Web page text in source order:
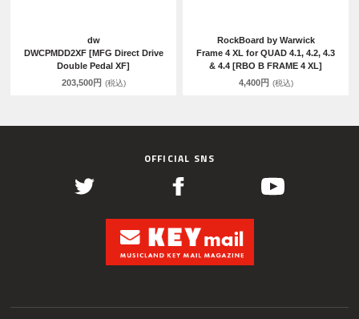
dw
DWCPMDD2XF [MFG Direct Drive
Double Pedal XF]
203,500円 (税込)
RockBoard by Warwick
Frame 4 XL for QUAD 4.1, 4.2, 4.3
& 4.4 [RBO B FRAME 4 XL]
4,400円 (税込)
OFFICIAL SNS